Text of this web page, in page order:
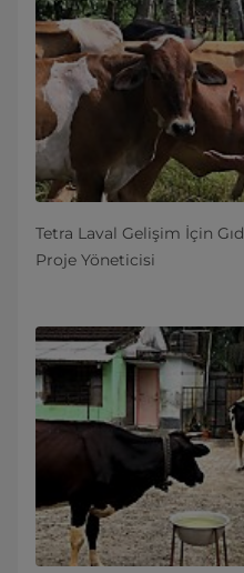
Tetra Laval Gelişim İçin
Proje Yöneticisi